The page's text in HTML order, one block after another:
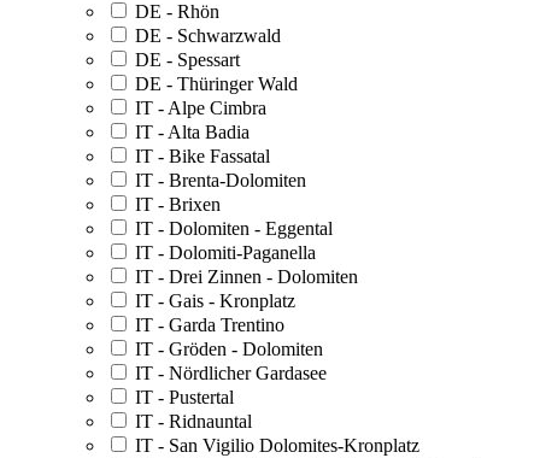
DE - Rhön
DE - Schwarzwald
DE - Spessart
DE - Thüringer Wald
IT - Alpe Cimbra
IT - Alta Badia
IT - Bike Fassatal
IT - Brenta-Dolomiten
IT - Brixen
IT - Dolomiten - Eggental
IT - Dolomiti-Paganella
IT - Drei Zinnen - Dolomiten
IT - Gais - Kronplatz
IT - Garda Trentino
IT - Gröden - Dolomiten
IT - Nördlicher Gardasee
IT - Pustertal
IT - Ridnauntal
IT - San Vigilio Dolomites-Kronplatz